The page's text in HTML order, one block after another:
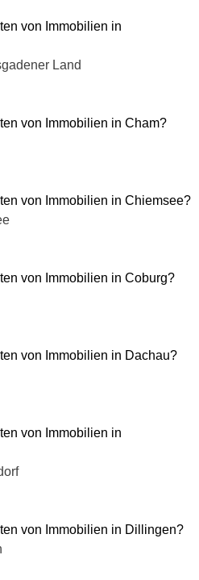
von Immobilien in
Land
von Immobilien in Cham?
von Immobilien in Chiemsee?
von Immobilien in Coburg?
von Immobilien in Dachau?
von Immobilien in
von Immobilien in Dillingen?